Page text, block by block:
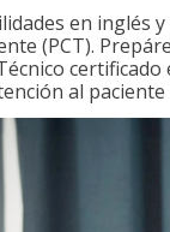
en inglés
(PCT).
al paciente